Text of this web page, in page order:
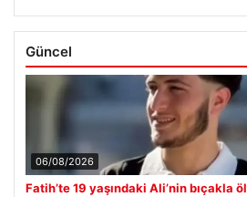
Güncel
06/08/2026
Fatih’te 19 yaşındaki Ali’nin bıçakla